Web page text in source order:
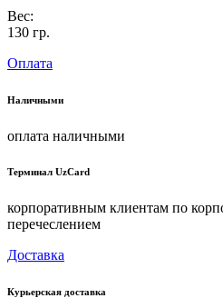
Вес:
130 гр.
Оплата
Наличными
оплата наличными
Терминал UzCard
корпоративным клиентам по
перечеслением
Доставка
Курьерская доставка